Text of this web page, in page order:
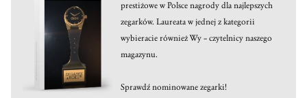
prestiżowe w Polsce nagrody dla najlepszych
zegarków. Laureata w jednej z kategorii
wybieracie również Wy – czytelnicy naszego
magazynu.
Sprawdź nominowane zegarki!